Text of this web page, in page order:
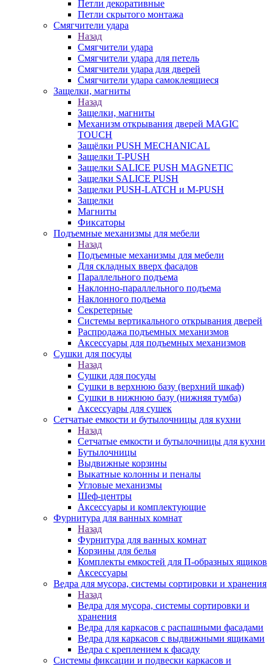
Петли декоративные
Петли скрытого монтажа
Смягчители удара
Назад
Смягчители удара
Смягчители удара для петель
Смягчители удара для дверей
Cмягчители удара самоклеящиеся
Защелки, магниты
Назад
Защелки, магниты
Механизм открывания дверей MAGIC
TOUCH
Защёлки PUSH MECHANICAL
Защелки T-PUSH
Защелки SALICE PUSH MAGNETIC
Защелки SALICE PUSH
Защелки PUSH-LATCH и M-PUSH
Защелки
Магниты
Фиксаторы
Подъемные механизмы для мебели
Назад
Подъемные механизмы для мебели
Для складных вверх фасадов
Параллельного подъема
Наклонно-параллельного подъема
Наклонного подъема
Секретерные
Системы вертикального открывания дверей
Распродажа подъемных механизмов
Аксессуары для подъемных механизмов
Сушки для посуды
Назад
Сушки для посуды
Сушки в верхнюю базу (верхний шкаф)
Сушки в нижнюю базу (нижняя тумба)
Аксессуары для сушек
Сетчатые емкости и бутылочницы для кухни
Назад
Сетчатые емкости и бутылочницы для кухни
Бутылочницы
Выдвижные корзины
Выкатные колонны и пеналы
Угловые механизмы
Шеф-центры
Аксессуары и комплектующие
Фурнитура для ванных комнат
Назад
Фурнитура для ванных комнат
Корзины для белья
Комплекты емкостей для П-образных ящиков
Аксессуары
Ведра для мусора, системы сортировки и хранения
Назад
Ведра для мусора, системы сортировки и
хранения
Ведра для каркасов с распашными фасадами
Ведра для каркасов с выдвижными ящиками
Ведра с креплением к фасаду
Системы фиксации и подвески каркасов и